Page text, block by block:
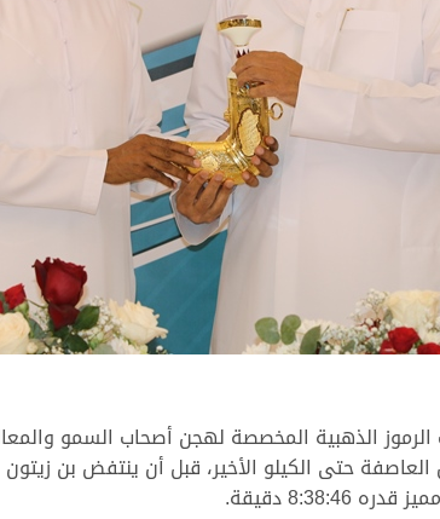
الرموز الذهبية المخصصة لهجن أصحاب السمو
حتى الكيلو الأخير، قبل أن ينتفض بن
دقيقة.